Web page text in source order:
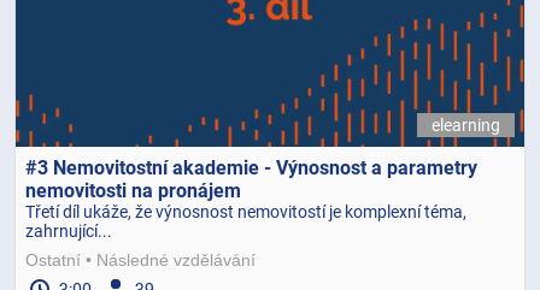
elearning
#3 Nemovitostní akademie - Výnosnost a parametry
nemovitosti na pronájem
Třetí díl ukáže, že výnosnost nemovitostí je komplexní téma,
zahrnující...
Ostatní
Následné vzdělávání